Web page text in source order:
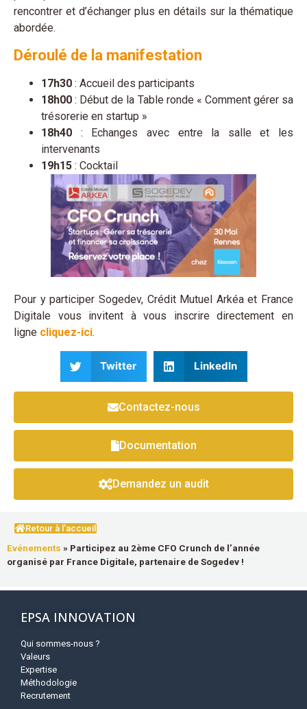
rencontrer et d’échanger plus en détails sur la thématique
abordée.
Déroulé de la manifestation
17h30 : Accueil des participants
18h00 : Début de la Table ronde « Comment gérer sa
trésorerie en startup »
18h40 : Echanges avec entre la salle et les
intervenants
19h15 : Cocktail
Pour y participer Sogedev, Crédit Mutuel Arkéa et France
Digitale vous invitent à vous inscrire directement en
ligne cliquez-ici.
Twitter LinkedIn
Contactez-nous
Documentation
Demandez un audit
Retour à l'accueil
Evénements » Participez au 2ème CFO Crunch de l’année
organisé par France Digitale, partenaire de Sogedev !
EPSA INNOVATION
Qui sommes-nous ?
Valeurs
Expertise
Méthodologie
Recrutement